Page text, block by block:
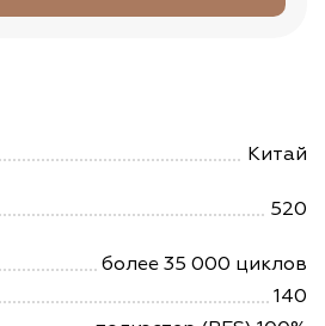
Китай
520
более 35 000 циклов
140